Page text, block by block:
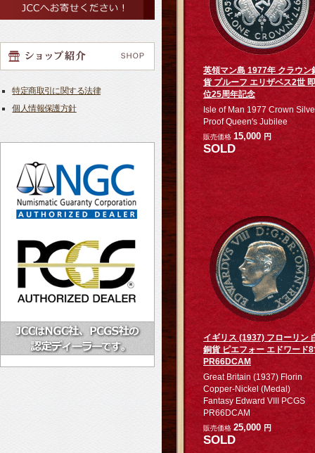
特定商取引に関する法律
個人情報保護方針
英領マン島 1977年 クラウン
貨 プルーフ エリザベス2世 即
位25周年記念
Isle of Man 1977 Crown
Proof Queen's Jubilee
販売価格 15,000 円
SOLD
イギリス (1937) フローリン
銅貨 ピエフォー エドワード8
PR66DCAM
Great Britain (1937) Florin
Copper-Nickel (Medal)
Fantasy Edward VIII PCGS
PR66DCAM
販売価格 25,000 円
SOLD